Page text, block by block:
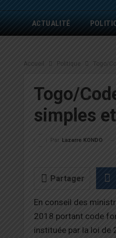
ACTUALITÉ
Accueil Politique Togo/
Togo/
simples
Par Lazarre KONDO
Partager
En conseil des
2018 portant code
instituée par la loi de